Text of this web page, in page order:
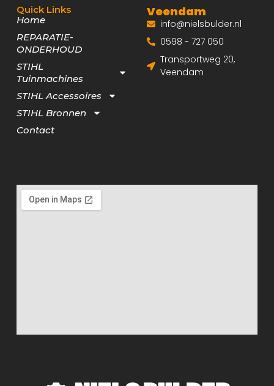
Quick Links
Home
REPARATIE-
ONDERHOUD
STIHL
Tuinmachines
STIHL Accessoires
STIHL Bronnen
Contact
Veendam
info@nielsbulder.nl
0598 - 727 050
Transportweg 20,
Veendam